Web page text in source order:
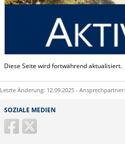
Diese Seite wird fortwährend aktualisiert.
Letzte Änderung: 12.09.2025 - Ansprechpartner:
Ihre E-Mailadresse:
SOZIALE MEDIEN